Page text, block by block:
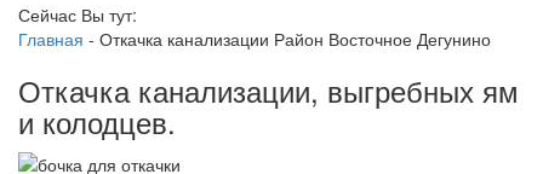
Сейчас Вы тут:
Главная - Откачка канализации Район Восточное Дегунино
Откачка канализации, выгребных ям
и колодцев.